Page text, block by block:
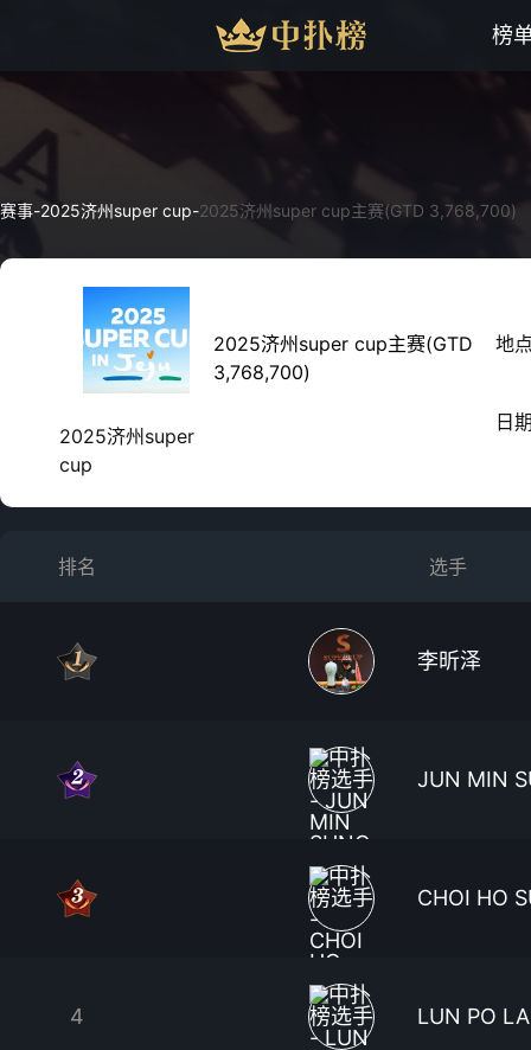
榜
赛事-2025济州super cup-2025济州super cup主赛(GTD 3,768,700)
2025济州super
cup
2025济州super cup主赛(GTD
3,768,700)
地
日
排名 选手
李昕泽
JUN MIN
CHOI HO
4 LUN PO